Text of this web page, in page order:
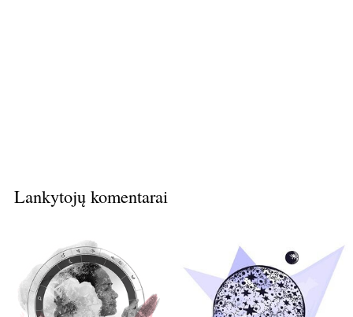
Lankytojų komentarai